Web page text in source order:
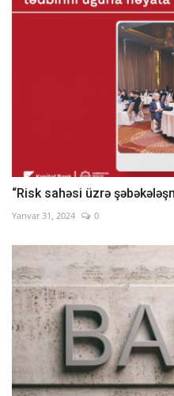
“Risk sahəsi üzrə
Yanvar 31, 2024 0